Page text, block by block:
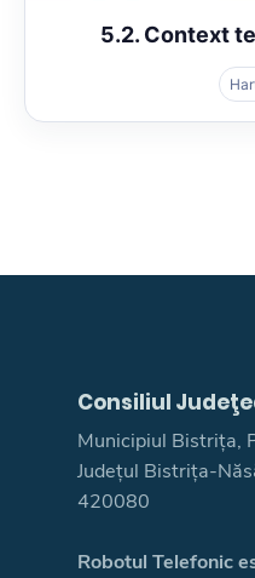
5.2. Context
Consiliul
Municipiul Bistrița,
Județul Bistrița-
420080
Robotul Telefonic